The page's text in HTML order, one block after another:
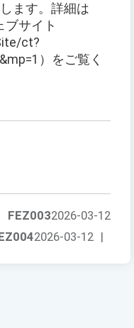
ます。詳細は
ブサイト
ct?
）をご覧く
FEZ0032026-03-12
2026-03-12 |